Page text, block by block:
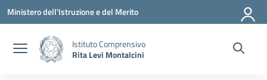
Vai ai contenuti
Vai al menu di navigazione
Vai al footer
Ministero dell'Istruzione e del Merito
Istituto Comprensivo
Rita Levi Montalcini